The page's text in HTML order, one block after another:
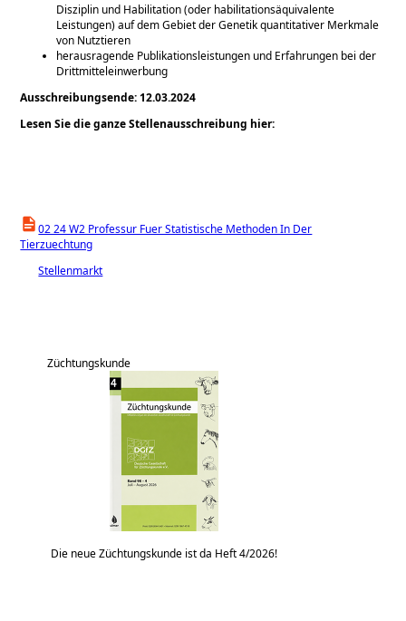
Disziplin und Habilitation (oder habilitationsäquivalente
Leistungen) auf dem Gebiet der Genetik quantitativer Merkmale
von Nutztieren
herausragende Publikationsleistungen und Erfahrungen bei der
Drittmitteleinwerbung
Ausschreibungsende: 12.03.2024
Lesen Sie die ganze Stellenausschreibung hier:
02 24 W2 Professur Fuer Statistische Methoden In Der
Tierzuechtung
Stellenmarkt
Züchtungskunde
Die neue Züchtungskunde ist da Heft 4/2026!